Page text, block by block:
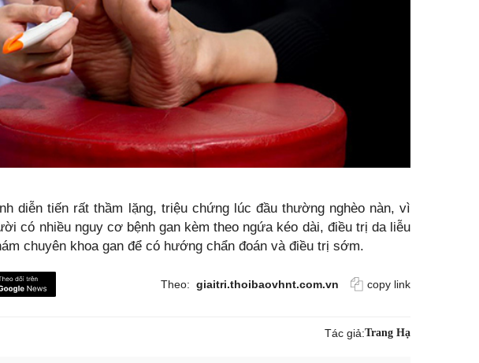
diễn tiến rất thầm lặng, triệu chứng lúc đầu thường nghèo nàn, vì
có nhiều nguy cơ bệnh gan kèm theo ngứa kéo dài, điều trị da liễu
chuyên khoa gan để có hướng chẩn đoán và điều trị sớm.
Theo: giaitri.thoibaovhnt.com.vn copy link
Tác giả:Trang Hạ